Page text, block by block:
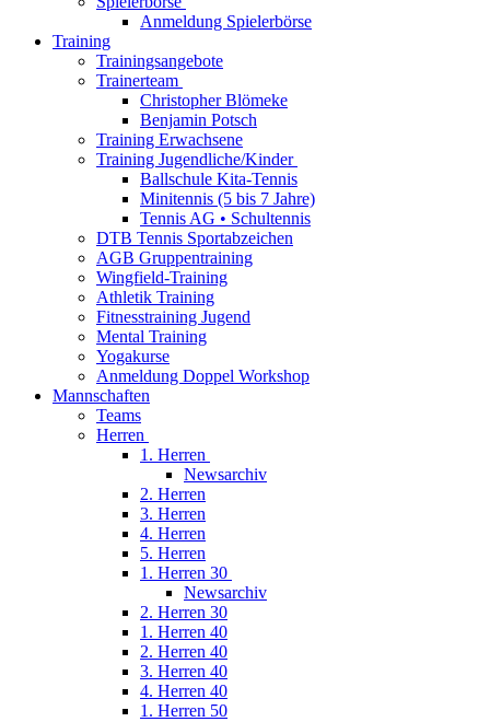
Anmeldung Spielerbörse
Training
Trainingsangebote
Trainerteam
Christopher Blömeke
Benjamin Potsch
Training Erwachsene
Training Jugendliche/Kinder
Ballschule Kita-Tennis
Minitennis (5 bis 7 Jahre)
Tennis AG • Schultennis
DTB Tennis Sportabzeichen
AGB Gruppentraining
Wingfield-Training
Athletik Training
Fitnesstraining Jugend
Mental Training
Yogakurse
Anmeldung Doppel Workshop
Mannschaften
Teams
Herren
1. Herren
Newsarchiv
2. Herren
3. Herren
4. Herren
5. Herren
1. Herren 30
Newsarchiv
2. Herren 30
1. Herren 40
2. Herren 40
3. Herren 40
4. Herren 40
1. Herren 50